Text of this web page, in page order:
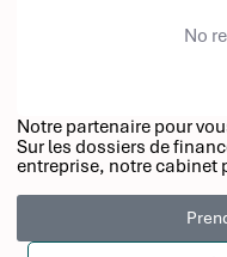
No
Notre partenaire pour
Sur les dossiers de
entreprise, notre cabinet